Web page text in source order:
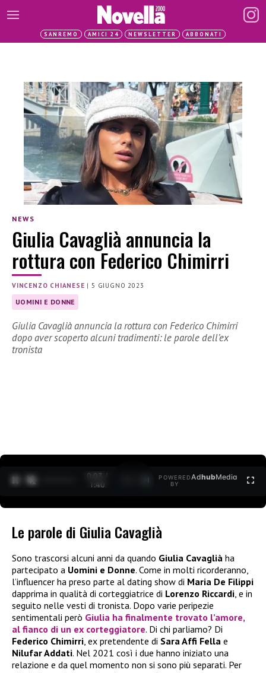
SANREMO AMICI 24 NEWSLETTER ABBONATI
NEWS
Giulia Cavaglià annuncia la
rottura con Federico Chimirri
VINCENZO CHIANESE |5 GIUGNO 2023
UOMINI E DONNE
Giulia Cavaglià annuncia la rottura con Federico Chimirri
dopo aver scoperto alcuni tradimenti: le parole dell’ex
tronista
0:05 /
1:40
POWERED
BY
AdhubMedia
Le parole di Giulia Cavaglià
Sono trascorsi alcuni anni da quando Giulia Cavaglià ha
partecipato a Uomini e Donne. Come in molti ricorderanno,
l’influencer ha preso parte al dating show di Maria De Filippi
dapprima in qualità di corteggiatrice di Lorenzo Riccardi, e in
seguito nelle vesti di tronista. Dopo varie peripezie
sentimentali però Giulia ha finalmente trovato l’amore,
al fianco di un ex corteggiatore. Di chi parliamo? Di
Federico Chimirri, ex pretendente di Sara Affi Fella e
Nilufar Addati. Nel 2021 così i due hanno iniziato una
relazione e da quel momento non si sono più separati. Per